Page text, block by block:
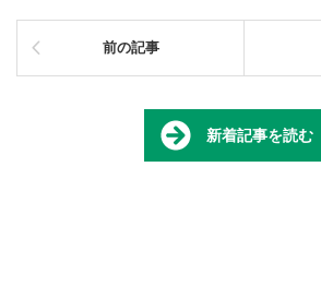
前の記事
新着記事を読む